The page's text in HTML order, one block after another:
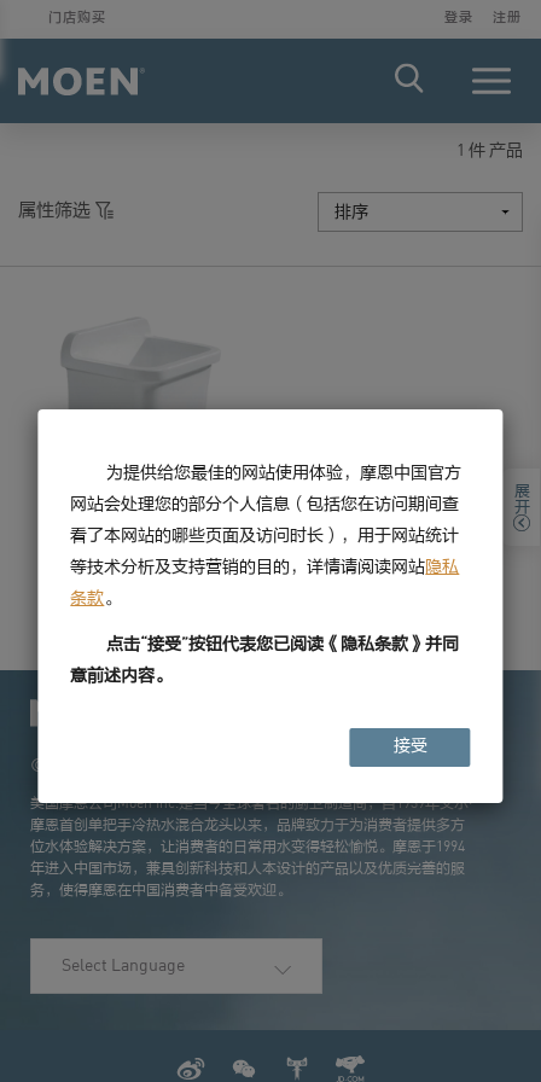
为提供给您最佳的网站使用体验，摩恩中国官方
网站会处理您的部分个人信息（包括您在访问期间查
看了本网站的哪些页面及访问时长），用于网站统计
等技术分析及支持营销的目的，详情请阅读网站隐私
条款。
点击“接受”按钮代表您已阅读《隐私条款》并同
意前述内容。
接受
门店购买 登录 注册
Menu
1 件 产品
属性筛选
商用 拖布池
SWB001
© 2026 摩恩公司
美国摩恩公司Moen Inc.是当今全球著名的厨卫制造商，自1939年艾尔·
摩恩首创单把手冷热水混合龙头以来，品牌致力于为消费者提供多方
位水体验解决方案，让消费者的日常用水变得轻松愉悦。摩恩于1994
年进入中国市场，兼具创新科技和人本设计的产品以及优质完善的服
务，使得摩恩在中国消费者中备受欢迎。
Select Language
weibo wechatTmall JD
展开